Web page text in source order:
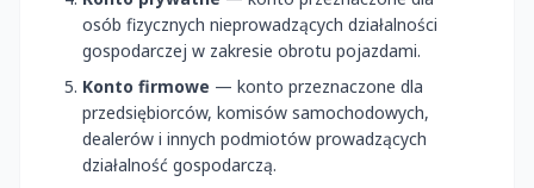
osób fizycznych nieprowadzących działalności
gospodarczej w zakresie obrotu pojazdami.
Konto firmowe — konto przeznaczone dla
przedsiębiorców, komisów samochodowych,
dealerów i innych podmiotów prowadzących
działalność gospodarczą.